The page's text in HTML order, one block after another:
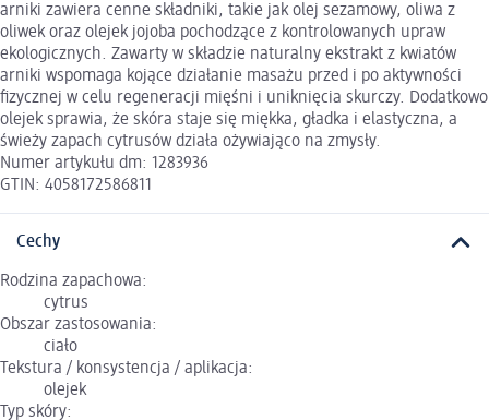
arniki zawiera cenne składniki, takie jak olej sezamowy, oliwa z
oliwek oraz olejek jojoba pochodzące z kontrolowanych upraw
ekologicznych. Zawarty w składzie naturalny ekstrakt z kwiatów
arniki wspomaga kojące działanie masażu przed i po aktywności
fizycznej w celu regeneracji mięśni i uniknięcia skurczy. Dodatkowo
olejek sprawia, że skóra staje się miękka, gładka i elastyczna, a
świeży zapach cytrusów działa ożywiająco na zmysły.
Numer artykułu dm: 1283936
GTIN: 4058172586811
Cechy
Rodzina zapachowa:
cytrus
Obszar zastosowania:
ciało
Tekstura / konsystencja / aplikacja:
olejek
Typ skóry: